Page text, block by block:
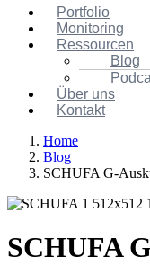
Portfolio
Monitoring
Ressourcen
Blog
Über uns
Kontakt
Home
Blog
SCHUFA G-
SCHUFA